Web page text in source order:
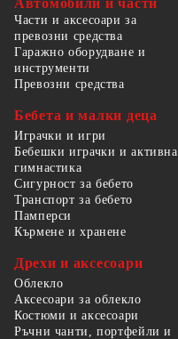
Части и аксесоари за
превозни средства
Гаражно оборудване и
инструменти
Превозни средства
Бебета и малки деца
Играчки и игри
Бебешки играчки и активна
гимнастика
Сигурност за бебето
Транспорт за бебето
Памперси
Кърмене и хранене
Дрехи и аксесоари
Облекло
Аксесоари за облекло
Костюми и аксесоари
Ръчни чанти, портфейли и